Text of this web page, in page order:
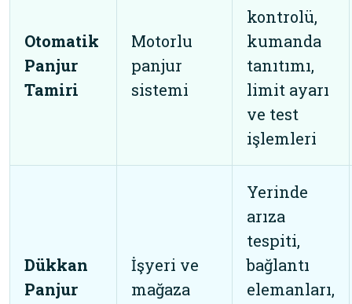
Otomatik
Panjur
Tamiri
Motorlu
panjur
sistemi
kontrolü,
kumanda
tanıtımı,
limit ayarı
ve test
işlemleri
Dükkan
Panjur
İşyeri ve
mağaza
Yerinde
arıza
tespiti,
bağlantı
elemanları,